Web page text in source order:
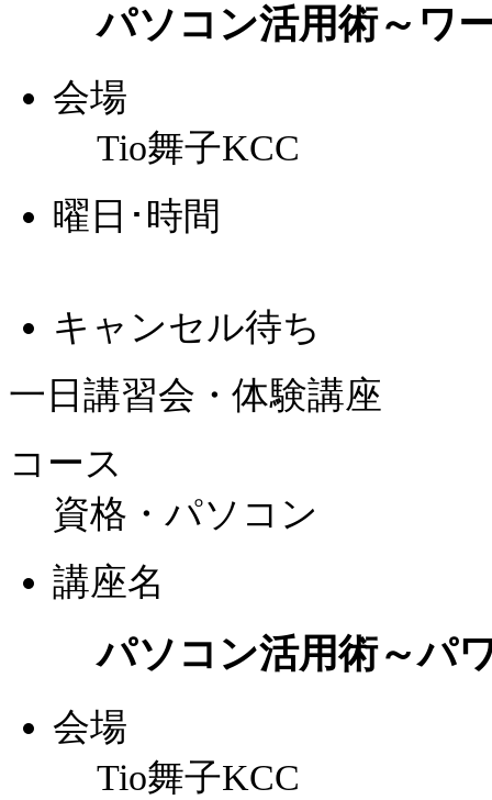
パソコン活用術～ワ
会場
Tio舞子KCC
曜日･時間
キャンセル待ち
一日講習会・体験講座
コース
資格・パソコン
講座名
パソコン活用術～パ
会場
Tio舞子KCC